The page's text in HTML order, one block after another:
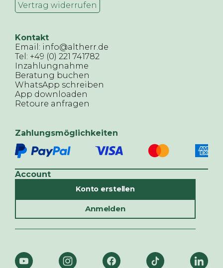
Vertrag widerrufen
Kontakt
Email: info@altherr.de
Tel: +49 (0) 221 741782
Inzahlungnahme
Beratung buchen
WhatsApp schreiben
App downloaden
Retoure anfragen
Zahlungsmöglichkeiten
Account
Konto erstellen
Anmelden